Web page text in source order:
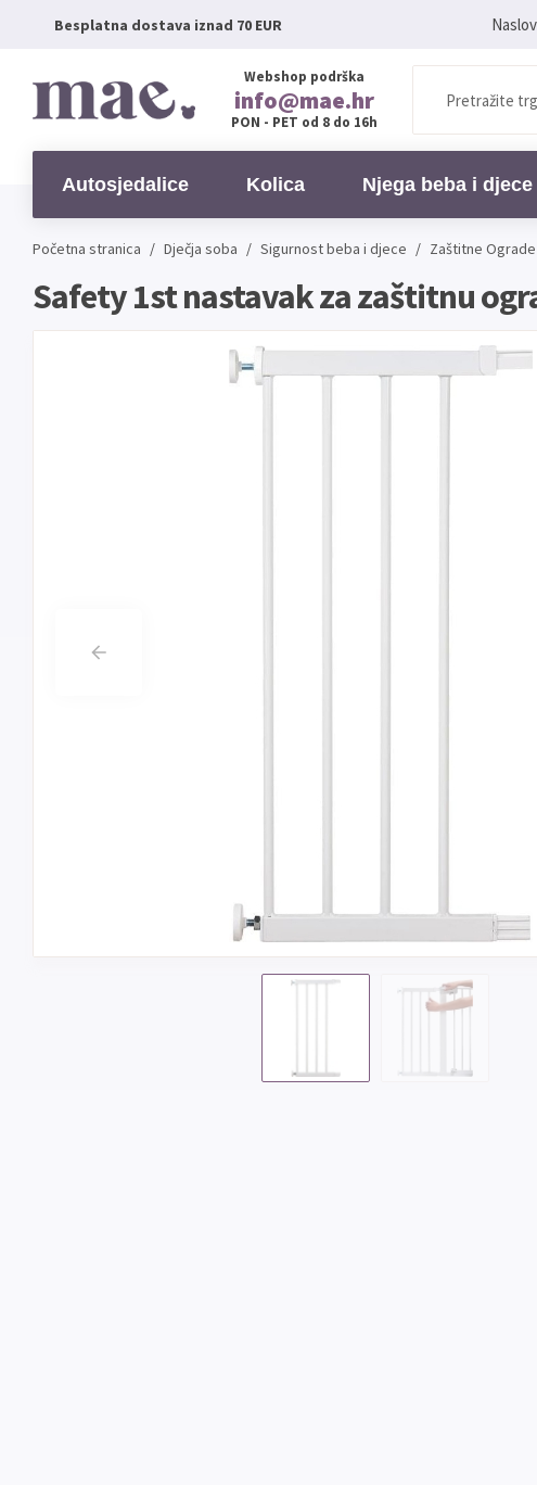
Besplatna dostava iznad 70 EUR
Webshop podrška
info@mae.hr
PON - PET od 8 do 16h
Autosjedalice Kolica Njega beba i djece
Početna stranica / Dječja soba / Sigurnost beba i djece / Zaštitne
Safety 1st nastavak za zaštitnu